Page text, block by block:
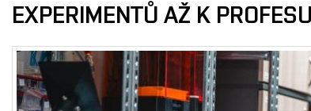
EXPERIMENTŮ AŽ K